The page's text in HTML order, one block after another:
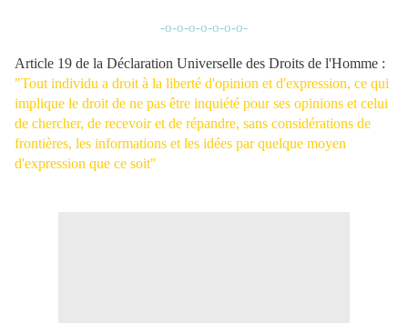
-o-o-o-o-o-o-o-
Article 19 de la Déclaration Universelle des Droits de l'Homme :
"Tout individu a droit à la liberté d'opinion et d'expression, ce qui
implique le droit de ne pas être inquiété pour ses opinions et celui
de chercher, de recevoir et de répandre, sans considérations de
frontières, les informations et les idées par quelque moyen
d'expression que ce soit"